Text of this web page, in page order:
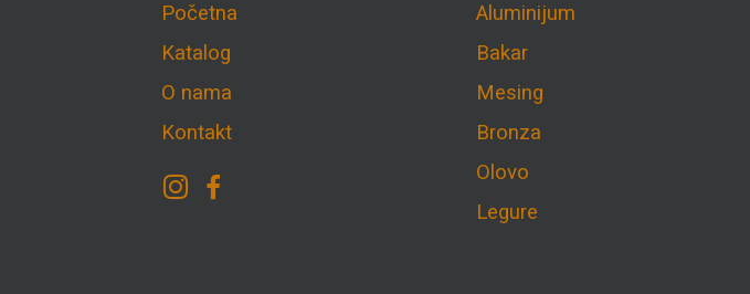
Početna
Katalog
O nama
Kontakt
Aluminijum
Bakar
Mesing
Bronza
Olovo
Legure